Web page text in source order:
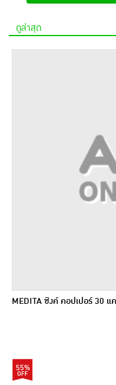
ดูล่าสุด
MEDITA ซิงค์ คอปเปอร์ 30
55%